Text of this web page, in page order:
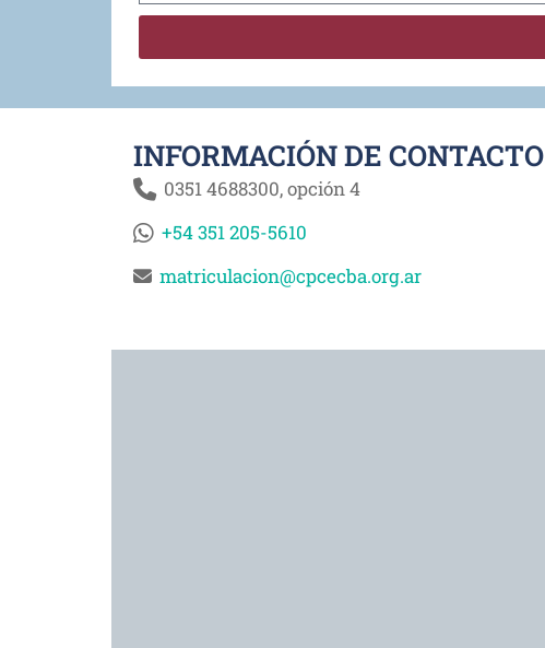
INFORMACIÓN DE CONTACTO
0351 4688300, opción 4
+54 351 205-5610
matriculacion@cpcecba.org.ar